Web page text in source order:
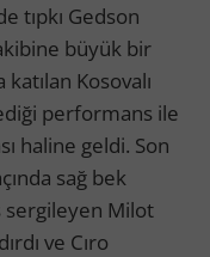
tıpkı Gedson
büyük bir
Kosovalı
performans ile
haline geldi. Son
sağ bek
Milot
ve Cıro